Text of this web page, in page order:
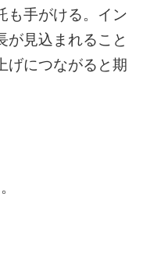
も手がける。イン
が見込まれること
げにつながると期